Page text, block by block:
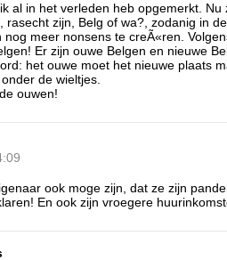
al in het verleden heb opgemerkt. Nu
rasecht zijn, Belg of wa?, zodanig in
nog meer nonsens te creÃ«ren.
Er zijn ouwe Belgen en nieuwe
het ouwe moet het nieuwe plaats
de wieltjes.
ouwen!
ook moge zijn, dat ze zijn
En ook zijn vroegere